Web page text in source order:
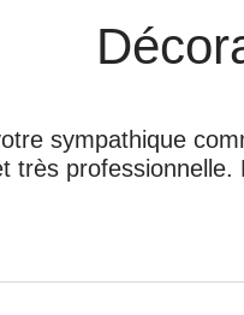
sympathique
très